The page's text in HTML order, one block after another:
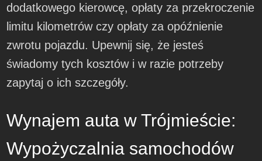
dodatkowego kierowcę, opłaty za przekroczenie
limitu kilometrów czy opłaty za opóźnienie
zwrotu pojazdu. Upewnij się, że jesteś
świadomy tych kosztów i w razie potrzeby
zapytaj o ich szczegóły.
Wynajem auta w Trójmieście:
Wypożyczalnia samochodów